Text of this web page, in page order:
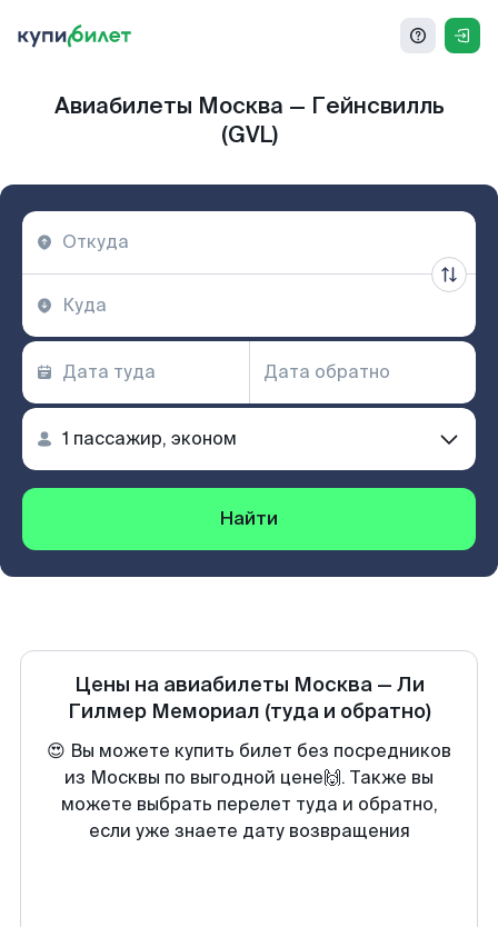
Авиабилеты Москва — Гейнсвилль
(GVL)
Найти
Цены на авиабилеты Москва— Ли
Гилмер Мемориал (туда и обратно)
😍 Вы можете купить билет без посредников
из Москвы по выгодной цене🙌. Также вы
можете выбрать перелет туда и обратно,
если уже знаете дату возвращения